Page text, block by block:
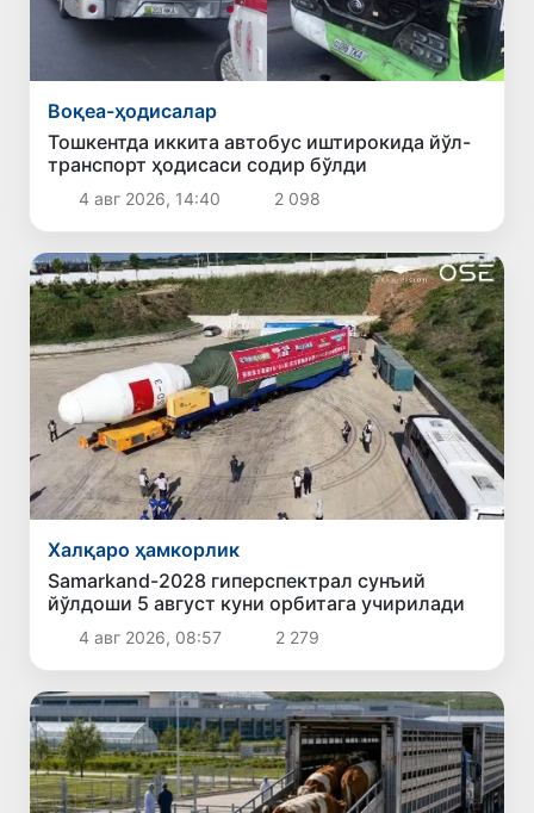
Воқеа-ҳодисалар
Тошкентда иккита автобус иштирокида йўл-
транспорт ҳодисаси содир бўлди
4 авг 2026, 14:40 2 098
Халқаро ҳамкорлик
Samarkand-2028 гиперспектрал сунъий
йўлдоши 5 август куни орбитага учирилади
4 авг 2026, 08:57 2 279